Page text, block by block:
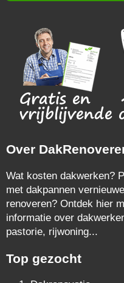
Over
Wat kosten dakwerken?
met dakpannen
renoveren? Ontdek hier
informatie over
pastorie, rijwoning...
Top gezocht